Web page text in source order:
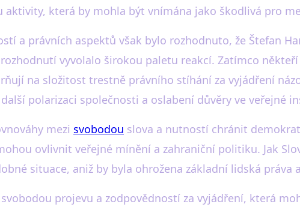
aktivity, která by mohla být vnímána jako škodlivá pro
a právních aspektů však bylo rozhodnuto, že Štefan
vyvolalo širokou paletu reakcí. Zatímco
na složitost trestně právního stíhání za vyjádření
polarizaci společnosti a oslabení důvěry ve veřejné
mezi svobodou slova a nutností chránit
ovlivnit veřejné mínění a zahraniční politiku. Jak
situace, aniž by byla ohrožena základní lidská práva
projevu a zodpovědností za vyjádření, která